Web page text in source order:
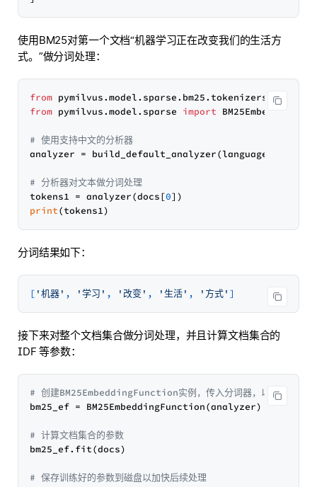
使用BM25对第一个文档“机器学习正在改变我们的生活方
式。”做分词处理：
from pymilvus.model.sparse.bm25.tokenizers import
from pymilvus.model.sparse import
# 使用支持中文的分析器
analyzer = build_default_analyzer(language=
# 分析器对文本做分词处理
tokens1 = analyzer(docs[0
print
分词结果如下：
[ '机器' , '学习' , '改变' , '生活' , '方式' ]
接下来对整个文档集合做分词处理，并且计算文档集合的
IDF 等参数：
# 创建BM25EmbeddingFunction实例，传入分词器，以及其他参数
bm25_ef = BM25EmbeddingFunction(analyzer)
# 计算文档集合的参数
bm25_ef.fit(docs)
# 保存训练好的参数到磁盘以加快后续处理